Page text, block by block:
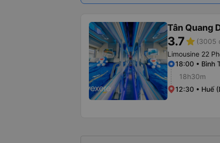
Tân Quang
3.7star (3005
Limousine 22
18:00 • Bình
18h30m
12:30 • Huế